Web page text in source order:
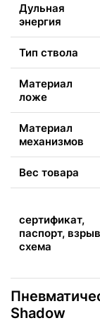
Дульная
энергия
Тип ствола
Материал
ложе
Материал
механизмов
Вес товара
сертификат,
паспорт, взрыв
схема
Shadow